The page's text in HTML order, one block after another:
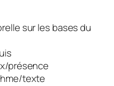
sur les bases du
présence
texte